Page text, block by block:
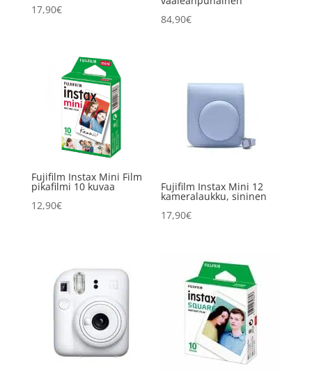
17,90€
84,90€
Fujifilm Instax Mini Film
pikafilmi 10 kuvaa
12,90€
Fujifilm Instax Mini 12
kameralaukku, sininen
17,90€